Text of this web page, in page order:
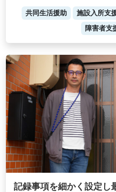
共同生活援助 施設入所支
障害者支
記録事項を細かく設定し